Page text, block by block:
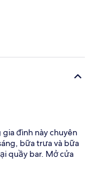
gia đình này chuyên
bữa trưa và bữa
quầy bar. Mở cửa